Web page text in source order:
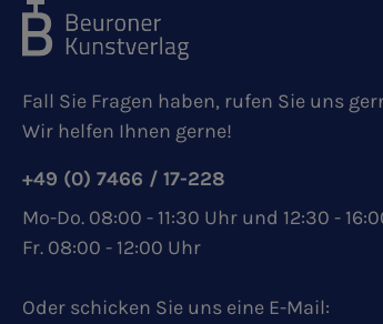
Fall Sie Fragen haben, rufen Sie uns
Wir helfen Ihnen gerne!
+49 (0) 7466 / 17-228
Mo-Do. 08:00 - 11:30 Uhr und 12:30 -
Fr. 08:00 - 12:00 Uhr
Oder schicken Sie uns eine E-Mail: